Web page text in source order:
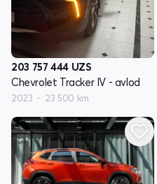
203 757 444 UZS
Chevrolet Tracker IV - avlod
2023 23 500 km